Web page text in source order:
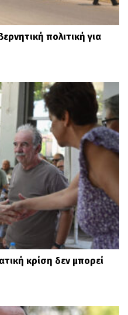
πολιτική για
κρίση δεν μπορεί